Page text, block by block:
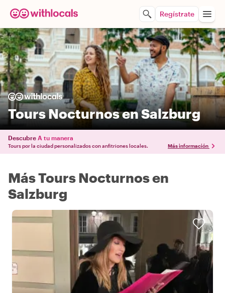
Regístrate
Tours Nocturnos en Salzburg
Descubre A tu manera
Tours por la ciudad personalizados con anfitriones locales. Más información
Más Tours Nocturnos en
Salzburg